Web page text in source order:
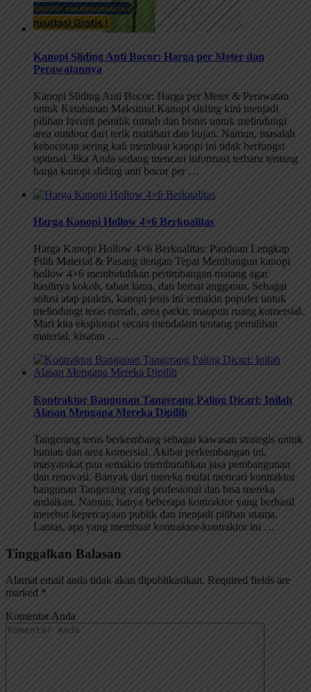
Kanopi Sliding Anti Bocor: Harga per Meter dan
Perawatannya
Kanopi Sliding Anti Bocor: Harga per Meter & Perawatan
untuk Ketahanan Maksimal Kanopi sliding kini menjadi
pilihan favorit pemilik rumah dan bisnis untuk melindungi
area outdoor dari terik matahari dan hujan. Namun, masalah
kebocoran sering kali membuat kanopi ini tidak berfungsi
optimal. Jika Anda sedang mencari informasi terbaru tentang
harga kanopi sliding anti bocor per …
Harga Kanopi Hollow 4×6 Berkualitas
Harga Kanopi Hollow 4×6 Berkualitas: Panduan Lengkap
Pilih Material & Pasang dengan Tepat Membangun kanopi
hollow 4×6 membutuhkan pertimbangan matang agar
hasilnya kokoh, tahan lama, dan hemat anggaran. Sebagai
solusi atap praktis, kanopi jenis ini semakin populer untuk
melindungi teras rumah, area parkir, maupun ruang komersial.
Mari kita eksplorasi secara mendalam tentang pemilihan
material, kisaran …
Kontraktor Bangunan Tangerang Paling Dicari: Inilah
Alasan Mengapa Mereka Dipilih
Tangerang terus berkembang sebagai kawasan strategis untuk
hunian dan area komersial. Akibat perkembangan ini,
masyarakat pun semakin membutuhkan jasa pembangunan
dan renovasi. Banyak dari mereka mulai mencari kontraktor
bangunan Tangerang yang profesional dan bisa mereka
andalkan. Namun, hanya beberapa kontraktor yang berhasil
merebut kepercayaan publik dan menjadi pilihan utama.
Lantas, apa yang membuat kontraktor-kontraktor ini …
Tinggalkan Balasan
Alamat email anda tidak akan dipublikasikan. Required fields are
marked *
Komentar Anda